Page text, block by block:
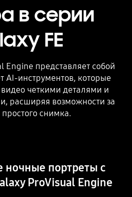
в серии
FE
Engine представляет собой
AI-инструментов, которые
четкими деталями и
расширяя возможности за
снимка.
портреты с
ProVisual Engine